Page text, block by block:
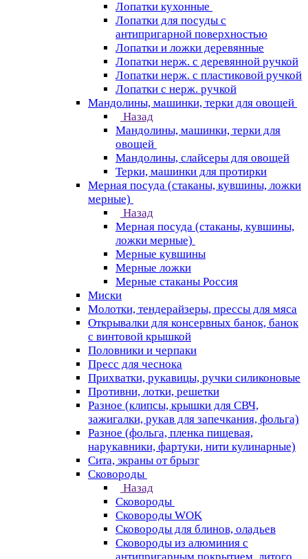
Лопатки кухонные
Лопатки для посуды с
антипригарной поверхностью
Лопатки и ложки деревянные
Лопатки нерж. с деревянной ручкой
Лопатки нерж. с пластиковой ручкой
Лопатки с нерж. ручкой
Мандолины, машинки, терки для овощей
Назад
Мандолины, машинки, терки для
овощей
Мандолины, слайсеры для овощей
Терки, машинки для протирки
Мерная посуда (стаканы, кувшины, ложки
мерные)
Назад
Мерная посуда (стаканы, кувшины,
ложки мерные)
Мерные кувшины
Мерные ложки
Мерные стаканы Россия
Миски
Молотки, тендерайзеры, прессы для мяса
Открывалки для консервных банок, банок
с винтовой крышкой
Половники и черпаки
Пресс для чеснока
Прихватки, рукавицы, ручки силиконовые
Противни, лотки, решетки
Разное (клипсы, крышки для СВЧ,
зажигалки, рукав для запечкания, фольга)
Разное (фольга, пленка пищевая,
нарукавники, фартуки, нити кулинарные)
Сита, экраны от брызг
Сковороды
Назад
Сковороды
Сковороды WOK
Сковороды для блинов, оладьев
Сковороды из алюминия с